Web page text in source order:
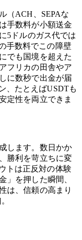
（ACH、SEPAな
手数料が小額送金
5ドルのガス代では
手数料でこの障壁
でも国境を超えた
フリカの田舎やア
に数秒で出金が届
、たとえばUSDTも
定性を両立できま
します。数日かか
勝利を苛立ちに変
トは正反対の体験
を押した瞬間、
は、信頼の高まり